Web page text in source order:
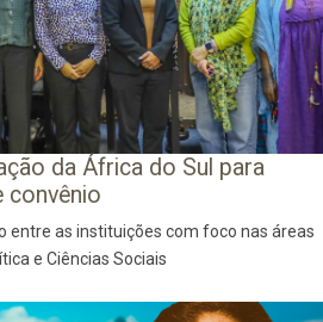
da África do Sul para
convênio
entre as instituições com foco nas áreas
e Ciências Sociais